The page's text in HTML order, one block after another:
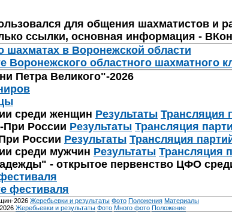
для общения шахматистов и
ссылки, основная информация -
шахматах в Воронежской области
Воронежского областного шахматного
Петра Великого"-2026
среди женщин Результаты Трансляция
При России Результаты Трансляция
России Результаты Трансляция
среди мужчин Результаты Трансляция
- открытое первенство ЦФО
фестиваля
2026 Жеребьевки и результаты Фото Положения Материалы
Жеребьевки и результаты Фото Много фото Положение